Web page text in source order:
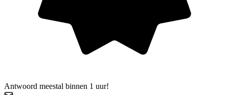
Antwoord meestal binnen 1 uur!